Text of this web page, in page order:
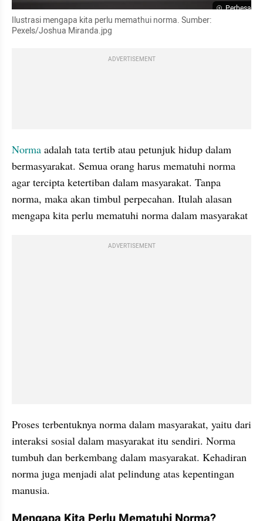
Perbesar
Ilustrasi mengapa kita perlu memathui norma. Sumber:
Pexels/Joshua Miranda.jpg
ADVERTISEMENT
Norma adalah tata tertib atau petunjuk hidup dalam
bermasyarakat. Semua orang harus mematuhi norma
agar tercipta ketertiban dalam masyarakat. Tanpa
norma, maka akan timbul perpecahan. Itulah alasan
mengapa kita perlu mematuhi norma dalam masyarakat
ADVERTISEMENT
Proses terbentuknya norma dalam masyarakat, yaitu dari
interaksi sosial dalam masyarakat itu sendiri. Norma
tumbuh dan berkembang dalam masyarakat. Kehadiran
norma juga menjadi alat pelindung atas kepentingan
manusia.